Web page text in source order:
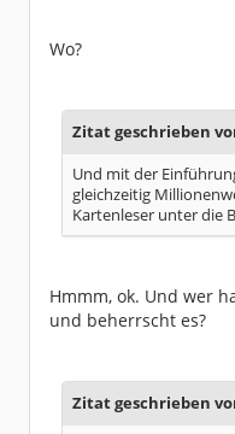
Wo?
Zitat geschrieben
Und mit der
gleichzeitig
Kartenleser unter die
Hmmm, ok. Und wer
und beherrscht es?
Zitat geschrieben